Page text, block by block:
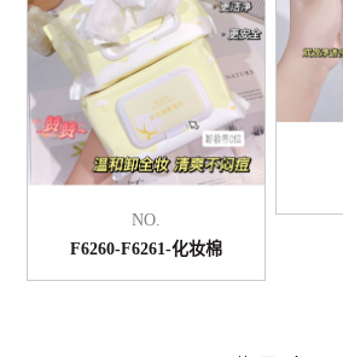
NO.
F6260-F6261-化妆棉